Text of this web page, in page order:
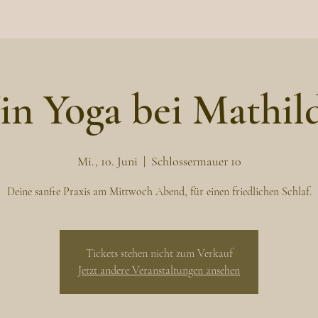
Yoga bei
Mi., 10. Juni
  |
Schlossermauer 10
Deine sanfte Praxis am Mittwoch Abend, für einen friedlichen Schlaf.
Tickets stehen nicht zum Verkauf
Jetzt andere Veranstaltungen ansehen